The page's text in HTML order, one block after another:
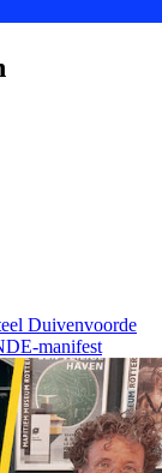
Duivenvoorde
manifest